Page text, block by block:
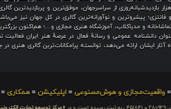
بیش از هزار بازدیدشبانه‌روزی از سراسرجهان، موفق‌ترین و
پیشروترین و نوآورانه‌ترین گالری در کل جهان نیز
و مدیاکلاب، آموزشگاه هنری مجازی و…؛ هم‌اکنون
دانشنامه عمومی و رسانهٔ فعال در عرصهٔ هنر ایران فعالیت
ایشان ارائه می‌دهد، توانسته پرامکانات‌ترین گالری هنری
≡واقعیت‌مجازی و هوش‌مصنوعی ≡اپلیکیشن ≡همکاری